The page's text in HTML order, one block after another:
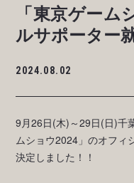
「東京ゲーム
ルサポーター
2024.08.02
9月26日(木)～29日(日)千
ムショウ2024」のオフィ
決定しました！！